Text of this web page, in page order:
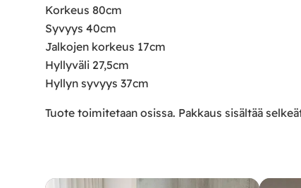
Korkeus 80cm
Syvyys 40cm
Jalkojen korkeus 17cm
Hyllyväli 27,5cm
Hyllyn syvyys 37cm
Tuote toimitetaan osissa. Pakkaus sisältää